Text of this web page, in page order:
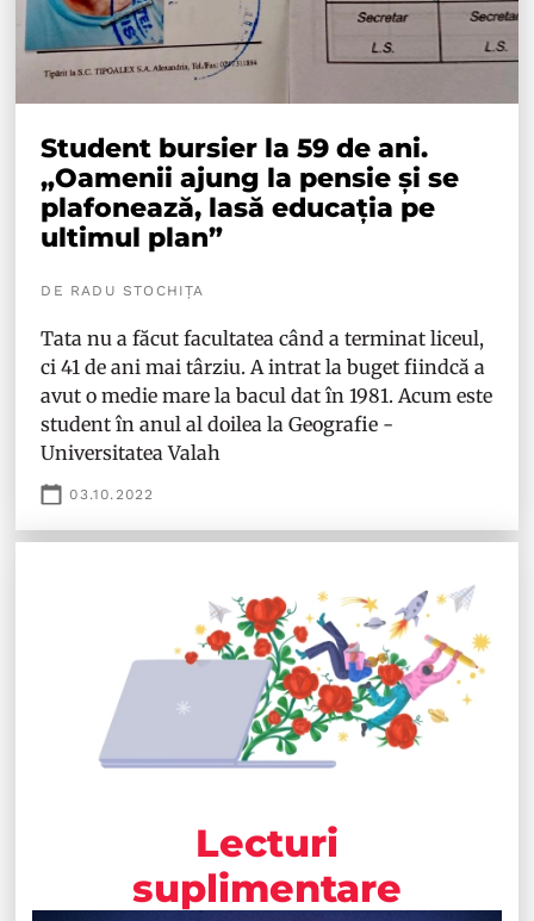
Student bursier la 59 de ani.
„Oamenii ajung la pensie și se
plafonează, lasă educația pe
ultimul plan”
DE RADU STOCHIȚA
Tata nu a făcut facultatea când a terminat liceul,
ci 41 de ani mai târziu. A intrat la buget fiindcă a
avut o medie mare la bacul dat în 1981. Acum este
student în anul al doilea la Geografie -
Universitatea Valah
03.10.2022
Lecturi
suplimentare